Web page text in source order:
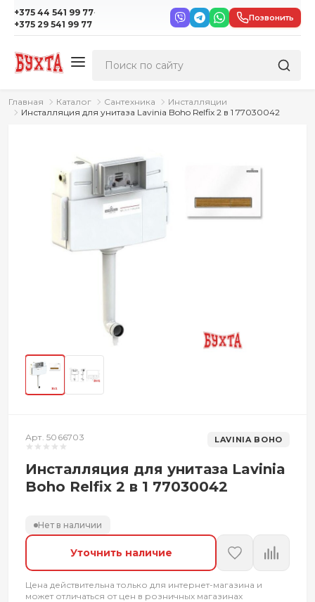
+375 44 541 99 77·
+375 29 541 99 77
Позвонить
Главная Каталог Сантехника
Инсталляции
Инсталляция для унитаза Lavinia Boho Relfix 2 в 1 77030042
Арт. 5066703 LAVINIA BOHO
Инсталляция для унитаза Lavinia
Boho Relfix 2 в 1 77030042
Нет в наличии
Уточнить наличие
Цена действительна только для интернет-магазина и
может отличаться от цен в розничных магазинах